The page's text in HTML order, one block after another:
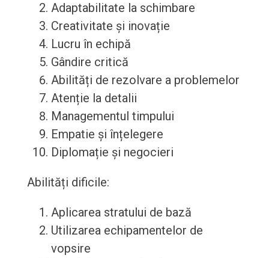
Adaptabilitate la schimbare
Creativitate și inovație
Lucru în echipă
Gândire critică
Abilități de rezolvare a problemelor
Atenție la detalii
Managementul timpului
Empatie și înțelegere
Diplomație și negocieri
Abilități dificile:
Aplicarea stratului de bază
Utilizarea echipamentelor de
vopsire